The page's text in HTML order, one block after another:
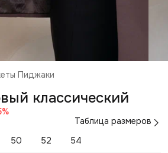
Пиджаки
классический
%
Таблица размеров
50 52 54